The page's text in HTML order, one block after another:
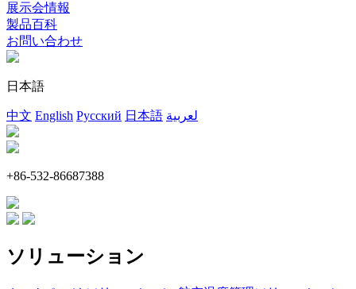
展示会情報
製品百科
お問い合わせ
日本語
中文 English Русский 日本語 لعربية
+86-532-86687388
ソリューション